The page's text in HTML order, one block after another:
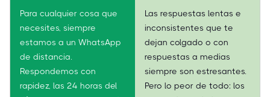
Para cualquier cosa que
necesites, siempre
estamos a un WhatsApp
de distancia.
Respondemos con
rapidez, las 24 horas del
Las respuestas lentas e
inconsistentes que te
dejan colgado o con
respuestas a medias
siempre son estresantes.
Pero lo peor de todo: los